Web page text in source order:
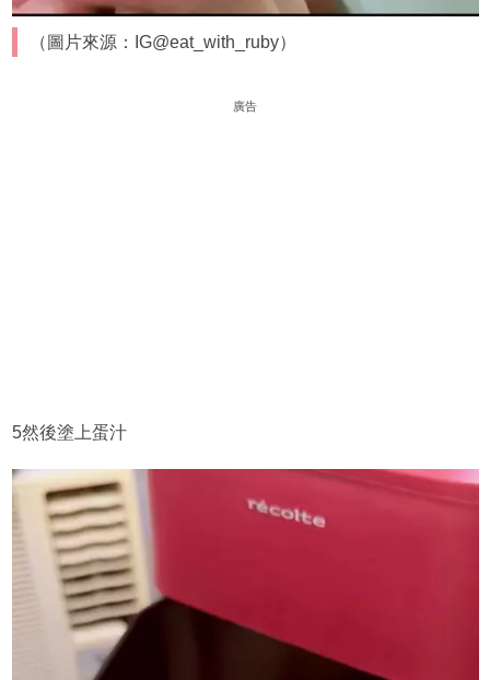
（圖片來源：IG@eat_with_ruby）
廣告
5然後塗上蛋汁